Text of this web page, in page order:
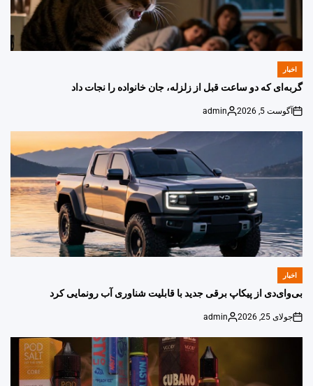
POSTED
IN
اخبار
گربه‌ای که دو ساعت قبل از زلزله، جان خانواده را نجات داد
on
آگوست 5, 2026
Posted
admin
POSTED
اخبار
بی‌وای‌دی از پیکاپ برقی جدید با قابلیت شناوری آب رونمایی کرد
on
جولای 25, 2026
Posted
admin